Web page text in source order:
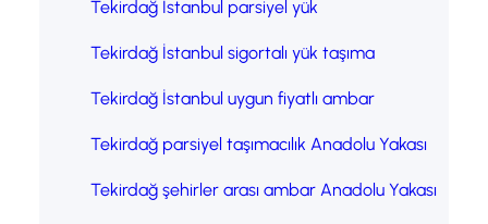
Tekirdağ İstanbul parsiyel yük
Tekirdağ İstanbul sigortalı yük taşıma
Tekirdağ İstanbul uygun fiyatlı ambar
Tekirdağ parsiyel taşımacılık Anadolu Yakası
Tekirdağ şehirler arası ambar Anadolu Yakası